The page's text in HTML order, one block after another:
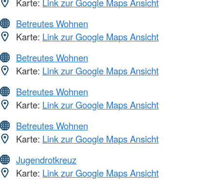
Karte: Link zur Google Maps Ansicht
Betreutes Wohnen
Karte: Link zur Google Maps Ansicht
Betreutes Wohnen
Karte: Link zur Google Maps Ansicht
Betreutes Wohnen
Karte: Link zur Google Maps Ansicht
Betreutes Wohnen
Karte: Link zur Google Maps Ansicht
Jugendrotkreuz
Karte: Link zur Google Maps Ansicht